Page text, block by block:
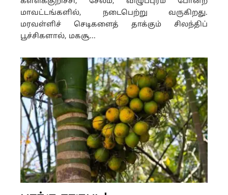
மாவட்டங்களில், நடைபெற்று வருகிறது.
மரவள்ளிச் செடிகளைத் தாக்கும் சிலந்திப்
பூச்சிகளால், மகசூ...